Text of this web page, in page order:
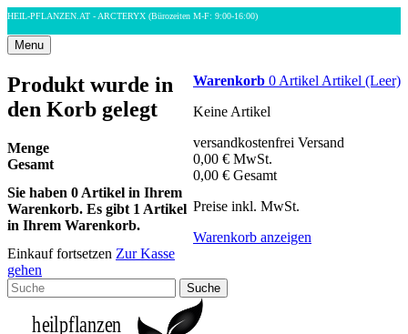
HEIL-PFLANZEN.AT - ARCTERYX (Bürozeiten M-F: 9:00-16:00)
Menu
Warenkorb 0 Artikel Artikel (Leer)
Keine Artikel
versandkostenfrei Versand
0,00 € MwSt.
0,00 € Gesamt
Preise inkl. MwSt.
Warenkorb anzeigen
Produkt wurde in
den Korb gelegt
Menge
Gesamt
Sie haben 0 Artikel in Ihrem
Warenkorb. Es gibt 1 Artikel
in Ihrem Warenkorb.
Einkauf fortsetzen Zur Kasse
gehen
Suche